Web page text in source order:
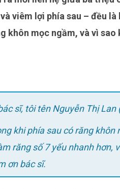
viêm lợi phía sau – đều
khôn mọc ngầm, và vì
sĩ, tôi tên Nguyễn Thị
khi phía sau có răng
răng số 7 yếu nhanh hơn,
ơn bác sĩ.